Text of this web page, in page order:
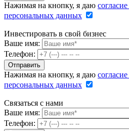
Нажимая на кнопку, я даю
персональных данных
Инвестировать в свой бизнес
Ваше имя:
Телефон:
Нажимая на кнопку, я даю
персональных данных
Связаться с нами
Ваше имя:
Телефон: